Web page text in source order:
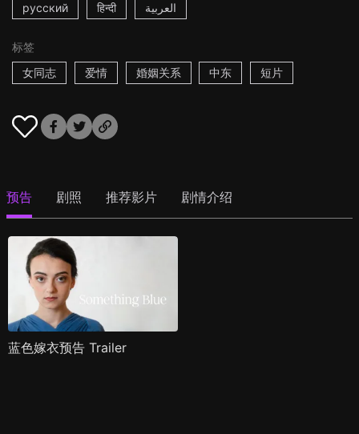
русский हिन्दी العربية
标签
女同志
爱情 婚姻关系 中东 短片
预告 剧照 推荐影片 剧情介绍
蓝色嫁衣预告 Trailer